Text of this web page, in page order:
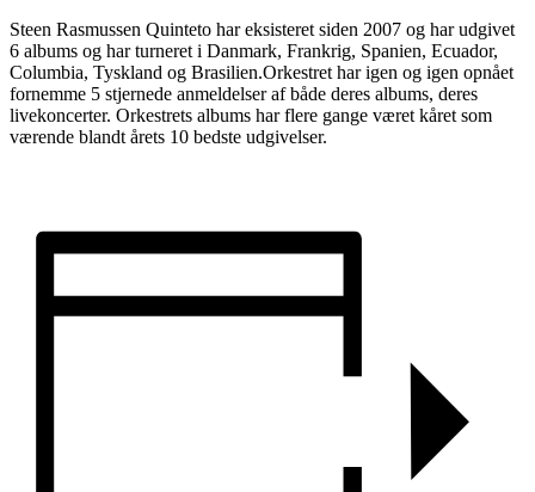
Steen Rasmussen Quinteto har eksisteret siden 2007 og har udgivet
6 albums og har turneret i Danmark, Frankrig, Spanien, Ecuador,
Columbia, Tyskland og Brasilien.Orkestret har igen og igen opnået
fornemme 5 stjernede anmeldelser af både deres albums, deres
livekoncerter. Orkestrets albums har flere gange været kåret som
værende blandt årets 10 bedste udgivelser.